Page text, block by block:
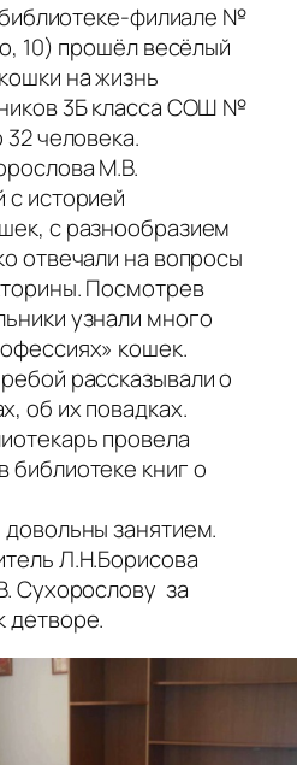
библиотеке-филиале №
10) прошёл весёлый
на жизнь
3Б класса СОШ №
32 человека.
М.В.
с историей
с разнообразием
отвечали на вопросы
Посмотрев
узнали много
кошек.
рассказывали о
об их повадках.
провела
книг о
занятием.
Л.Н.Борисова
Сухорослову за
детворе.